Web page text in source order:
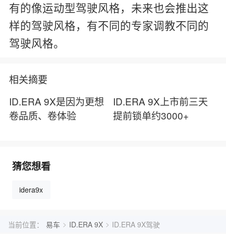
有的像运动型驾驶风格，未来也会推出这
样的驾驶风格，有不同的专家调教不同的
驾驶风格。
相关摘要
ID.ERA 9X是因为更想
卷品质、卷体验
ID.ERA 9X上市前三天
提前锁单约3000+
猜您想看
idera9x
当前位置： 易车 > ID.ERA 9X > ID.ERA 9X驾驶